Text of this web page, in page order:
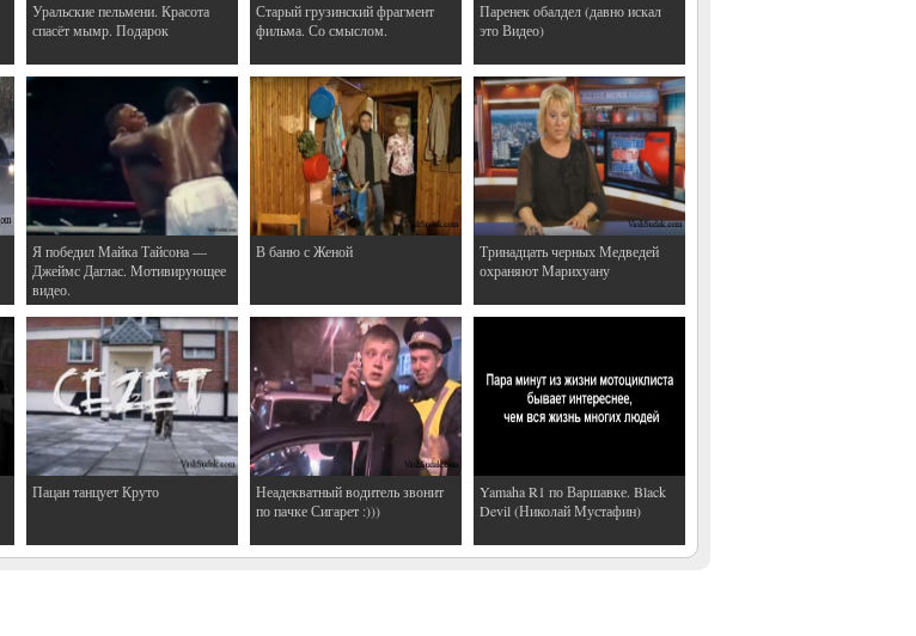
Уральские пельмени. Красота
спасёт мымр. Подарок
Старый грузинский фрагмент
фильма. Со смыслом.
Паренек обалдел (давно искал
это Видео)
Я победил Майка Тайсона —
Джеймс Даглас. Мотивирующее
видео.
В баню с Женой
Тринадцать черных Медведей
охраняют Марихуану
Пацан танцует Круто
Неадекватный водитель звонит
по пачке Сигарет :)))
Yamaha R1 по Варшавке. Black
Devil (Николай Мустафин)